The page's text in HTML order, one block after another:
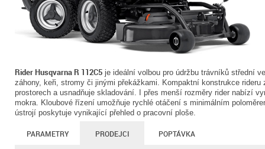
Rider Husqvarna R 112C5 je ideální volbou pro údržbu trávníků střední
záhony, keři, stromy či jinými překážkami. Kompaktní konstrukce
prostorech a usnadňuje skladování. I přes menší rozměry rider nabízí
mokra. Kloubové řízení umožňuje rychlé otáčení s minimálním
ústrojí poskytuje vynikající přehled o pracovní ploše.
PARAMETRY PRODEJCI POPTÁVKA